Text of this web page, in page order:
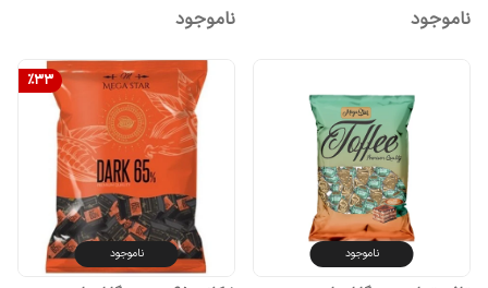
ناموجود ناموجود
ناموجود
%33
ناموجود